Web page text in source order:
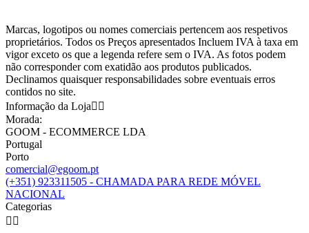
Marcas, logotipos ou nomes comerciais pertencem aos respetivos
proprietários. Todos os Preços apresentados Incluem IVA à taxa em
vigor exceto os que a legenda refere sem o IVA. As fotos podem
não corresponder com exatidão aos produtos publicados.
Declinamos quaisquer responsabilidades sobre eventuais erros
contidos no site.
Informação da Loja 
Morada:
GOOM - ECOMMERCE LDA
Portugal
Porto
comercial@egoom.pt
(+351) 923311505 - CHAMADA PARA REDE MÓVEL
NACIONAL
Categorias
 